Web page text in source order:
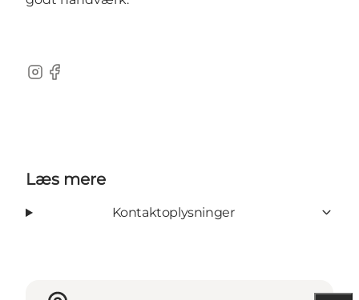
Instagram
Facebook
Læs mere
Kontaktoplysninger